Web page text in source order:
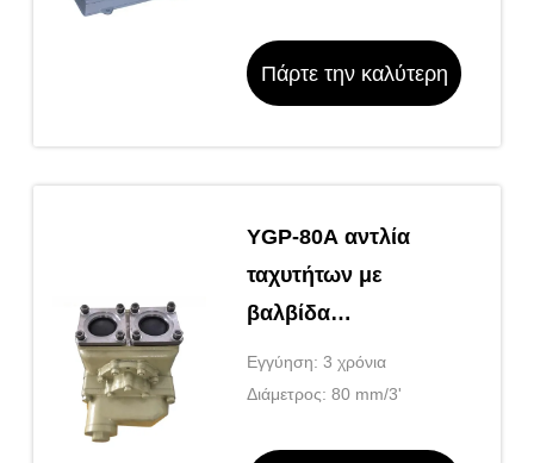
Πάρτε την καλύτερη
YGP-80A αντλία
ταχυτήτων με
βαλβίδα
παράκαμψης
Εγγύηση: 3 χρόνια
Διάμετρος: 80 mm/3'